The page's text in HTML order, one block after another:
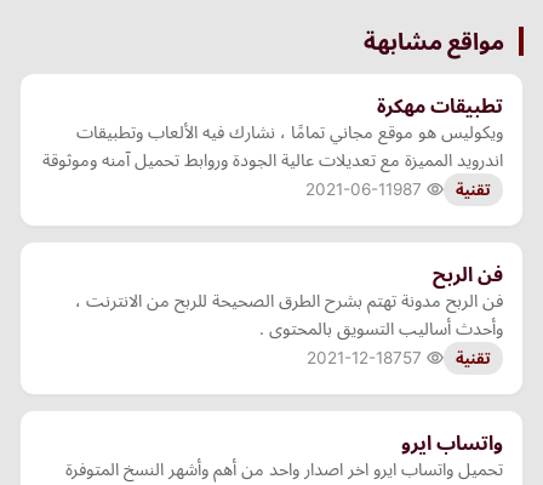
مواقع مشابهة
تطبيقات مهكرة
ويكوليس هو موقع مجاني تمامًا ، نشارك فيه الألعاب وتطبيقات
اندرويد المميزة مع تعديلات عالية الجودة وروابط تحميل آمنه وموثوقة
تقنية 2021-06-11
فن الربح
فن الربح مدونة تهتم بشرح الطرق الصحيحة للربح من الانترنت ،
وأحدث أساليب التسويق بالمحتوى .
تقنية 2021-12-18
واتساب ايرو
تحميل واتساب ايرو اخر اصدار واحد من أهم وأشهر النسخ المتوفرة